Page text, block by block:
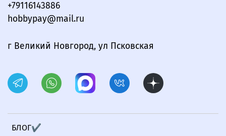
БЛОГ✔
+79116143886
hobbypay@mail.ru
г Великий Новгород, ул Псковская